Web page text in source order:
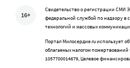
16+
Свидетельство о регистрации СМИ
федеральной службой по надзору
технологий и массовых
Портал Милосердие.ru использует
облагаемых налогом
1057700014679, Целевое